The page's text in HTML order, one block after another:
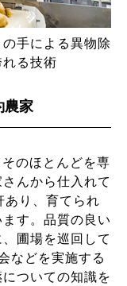
手による異物除
る技術
農家
のほとんどを専
んから仕入れて
あり、育てられ
す。品質の良い
圃場を巡回して
などを実施する
ついての知識を